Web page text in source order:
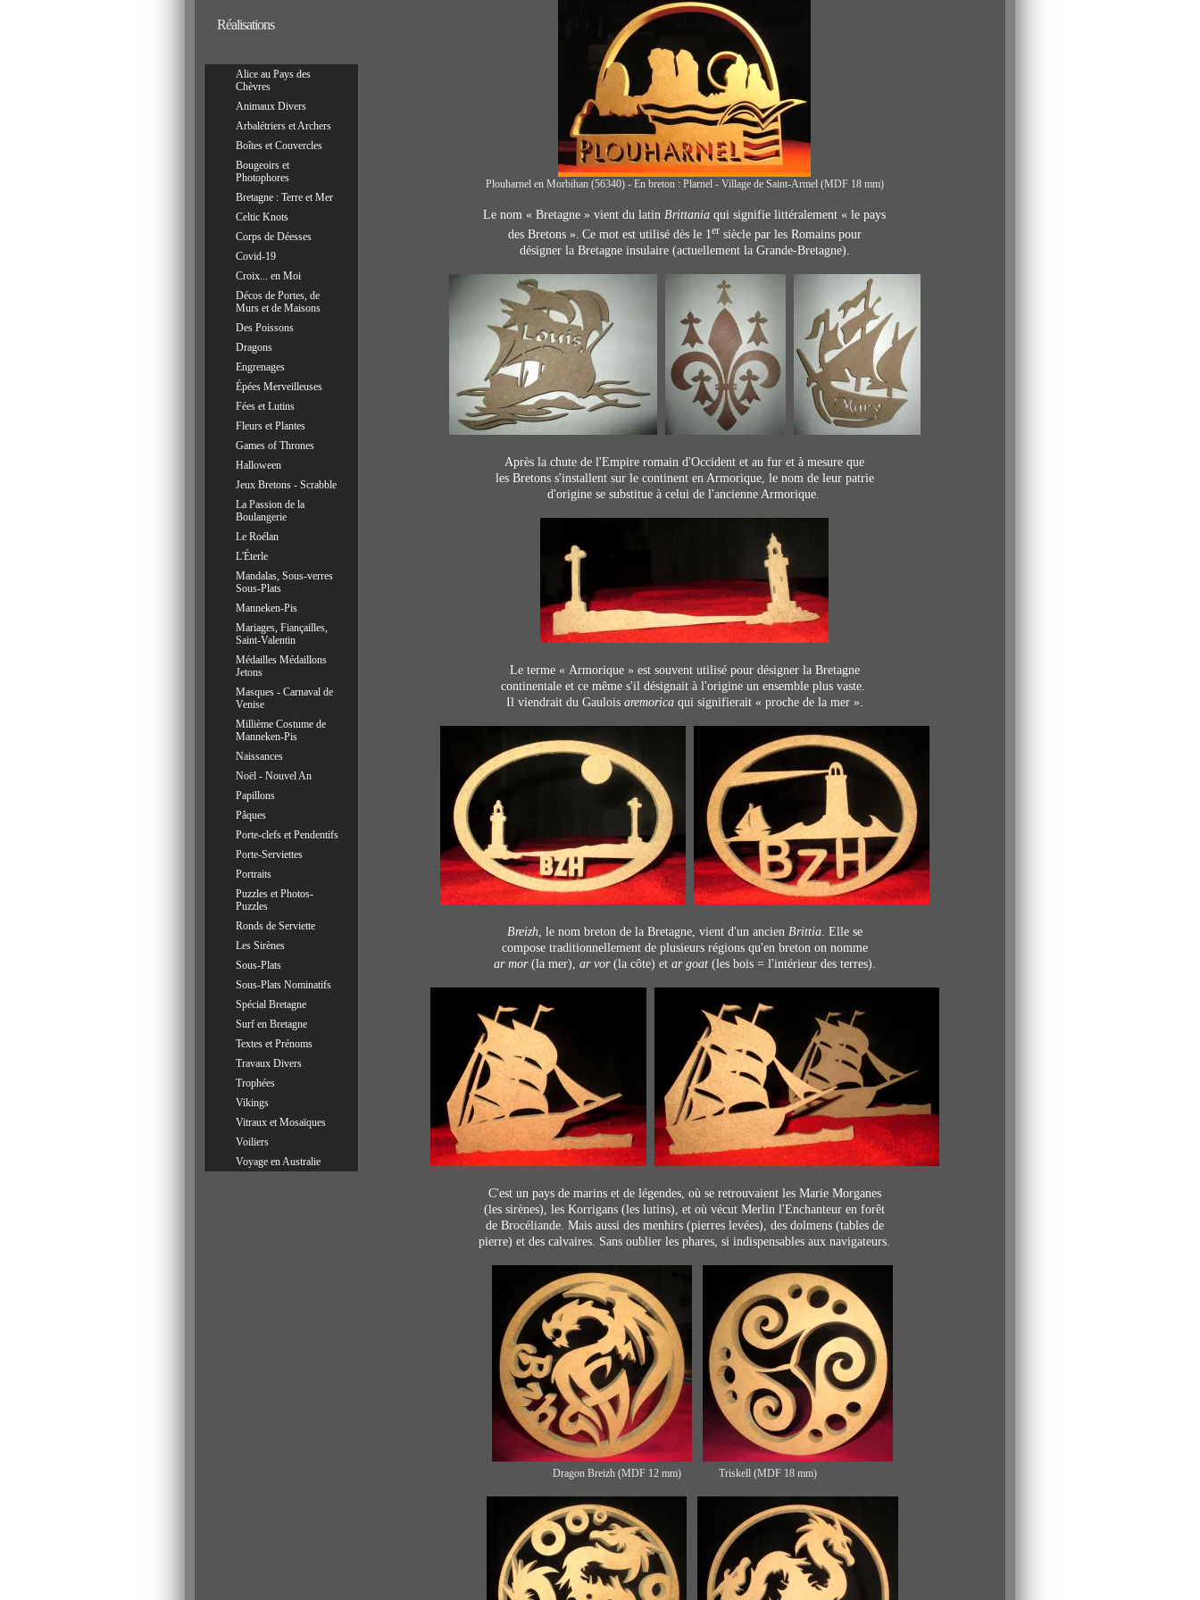
Réalisations
Alice au Pays des
Chèvres
Animaux Divers
Arbalétriers et Archers
Boîtes et Couvercles
Bougeoirs et
Photophores
Bretagne : Terre et Mer
Celtic Knots
Corps de Déesses
Covid-19
Croix... en Moi
Décos de Portes, de
Murs et de Maisons
Des Poissons
Dragons
Engrenages
Épées Merveilleuses
Fées et Lutins
Fleurs et Plantes
Games of Thrones
Halloween
Jeux Bretons - Scrabble
La Passion de la
Boulangerie
Le Roélan
L'Éterle
Mandalas, Sous-verres
Sous-Plats
Manneken-Pis
Mariages, Fiançailles,
Saint-Valentin
Médailles Médaillons
Jetons
Masques - Carnaval de
Venise
Millième Costume de
Manneken-Pis
Naissances
Noël - Nouvel An
Papillons
Pâques
Porte-clefs et Pendentifs
Porte-Serviettes
Portraits
Puzzles et Photos-
Puzzles
Ronds de Serviette
Les Sirènes
Sous-Plats
Sous-Plats Nominatifs
Spécial Bretagne
Surf en Bretagne
Textes et Prénoms
Travaux Divers
Trophées
Vikings
Vitraux et Mosaïques
Voiliers
Voyage en Australie
Plouharnel en Morbihan (56340) - En breton : Plarnel - Village de Saint-Armel (MDF 18 mm)
Le nom « Bretagne » vient du latin Brittania qui signifie littéralement « le pays
des Bretons ». Ce mot est utilisé dès le 1ersiècle par les Romains pour
désigner la Bretagne insulaire (actuellement la Grande-Bretagne).
Après la chute de l'Empire romain d'Occident et au fur et à mesure que
les Bretons s'installent sur le continent en Armorique, le nom de leur patrie
d'origine se substitue à celui de l'ancienne Armorique
Le terme « Armorique» est souvent utilisé pour désigner la Bretagne
continentale et ce même s'il désignait à l'origine un ensemble plus vaste.
Il viendrait du Gaulois aremoricaqui signifierait « proche de la mer ».
Breizh, le nom breton de la Bretagne, vient d'un ancien Brittia. Elle se
compose traditionnellement de plusieurs régions qu'en breton on nomme
ar mor(la mer), ar vor(la côte) et ar goat(les bois = l'intérieur des terres).
C'est un pays de marins et de légendes, où se retrouvaient les Marie Morganes
(les sirènes), les Korrigans (les lutins), et où vécut Merlin l'Enchanteur en forêt
de Brocéliande. Mais aussi des menhirs (pierres levées), des dolmens (tables de
pierre) et des calvaires. Sans oublier les phares, si indispensables aux navigateurs.
Dragon Breizh (MDF 12 mm) Triskell (MDF 18 mm)